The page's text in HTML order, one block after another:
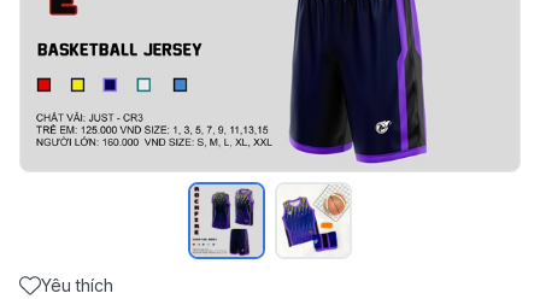
Yêu thích